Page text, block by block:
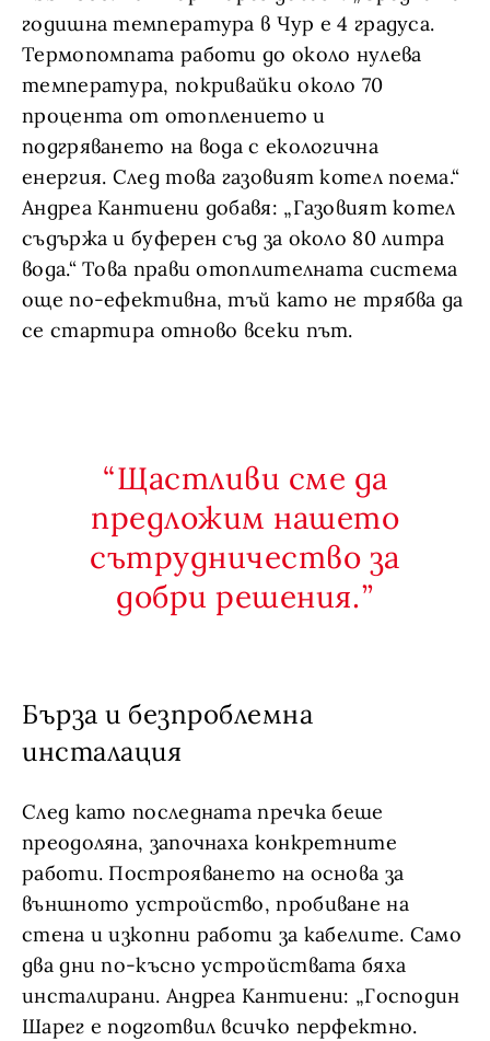
годишна температура в Чур е 4 градуса.
Термопомпата работи до около нулева
температура, покривайки около 70
процента от отоплението и
подгряването на вода с екологична
енергия. След това газовият котел поема.“
Андреа Кантиени добавя: „Газовият котел
съдържа и буферен съд за около 80 литра
вода.“ Това прави отоплителната система
още по-ефективна, тъй като не трябва да
се стартира отново всеки път.
Щастливи сме да
предложим нашето
сътрудничество за
добри решения.
Бърза и безпроблемна
инсталация
След като последната пречка беше
преодоляна, започнаха конкретните
работи. Построяването на основа за
външното устройство, пробиване на
стена и изкопни работи за кабелите. Само
два дни по-късно устройствата бяха
инсталирани. Андреа Кантиени: „Господин
Шарег е подготвил всичко перфектно.